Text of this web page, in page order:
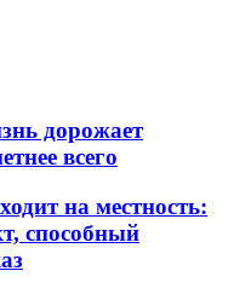
дорожает
всего
на местность:
способный